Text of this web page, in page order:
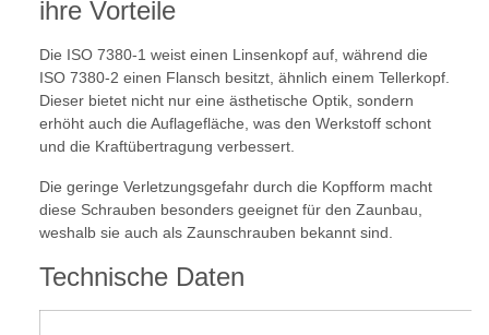
ihre Vorteile
Die ISO 7380-1 weist einen Linsenkopf auf, während die
ISO 7380-2 einen Flansch besitzt, ähnlich einem Tellerkopf.
Dieser bietet nicht nur eine ästhetische Optik, sondern
erhöht auch die Auflagefläche, was den Werkstoff schont
und die Kraftübertragung verbessert.
Die geringe Verletzungsgefahr durch die Kopfform macht
diese Schrauben besonders geeignet für den Zaunbau,
weshalb sie auch als Zaunschrauben bekannt sind.
Technische Daten